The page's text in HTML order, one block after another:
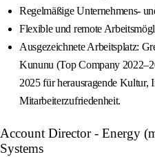
Regelmäßige Unternehmens-
Flexible und remote
Ausgezeichnete Arbeitsplatz:
Kununu (Top Company
2025 für herausragende Kultur,
Mitarbeiterzufriedenheit.
Account Director - Energy
Systems